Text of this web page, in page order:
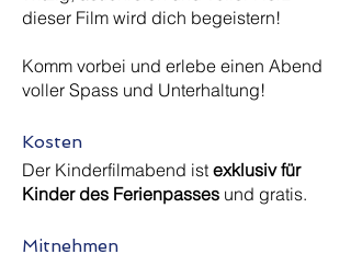
dieser Film wird dich begeistern!
Komm vorbei und erlebe einen Abend
voller Spass und Unterhaltung!
Kosten
Der Kinderfilmabend ist exklusiv für
Kinder des Ferienpasses und gratis.
Mitnehmen